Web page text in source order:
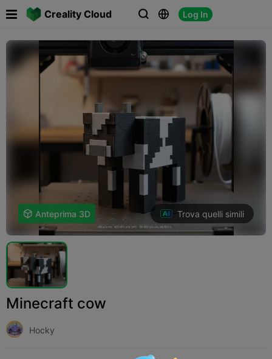
Creality Cloud   Log In
 
 Anteprima 3D Trova quelli simili
Minecraft cow
Hocky